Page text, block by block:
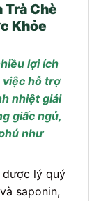
Trà Chè
Khỏe
lợi ích
hỗ trợ
nhiệt giải
giấc ngủ,
như
dược lý quý
saponin,